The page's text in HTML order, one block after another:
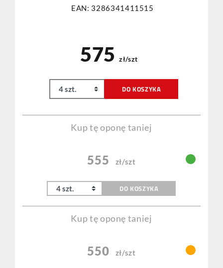
EAN: 3286341411515
575 zł/szt
DO KOSZYKA
Kup tę oponę taniej
555 zł/szt
DO KOSZYKA
Kup tę oponę taniej
550 zł/szt